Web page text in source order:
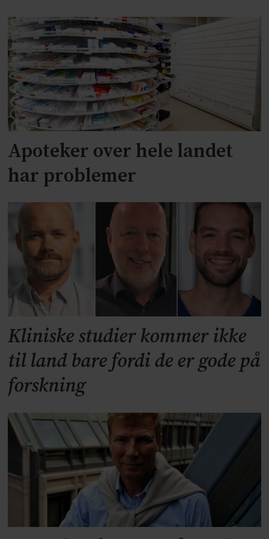
Apoteker over hele landet
har problemer
Kliniske studier kommer ikke
til land bare fordi de er gode på
forskning